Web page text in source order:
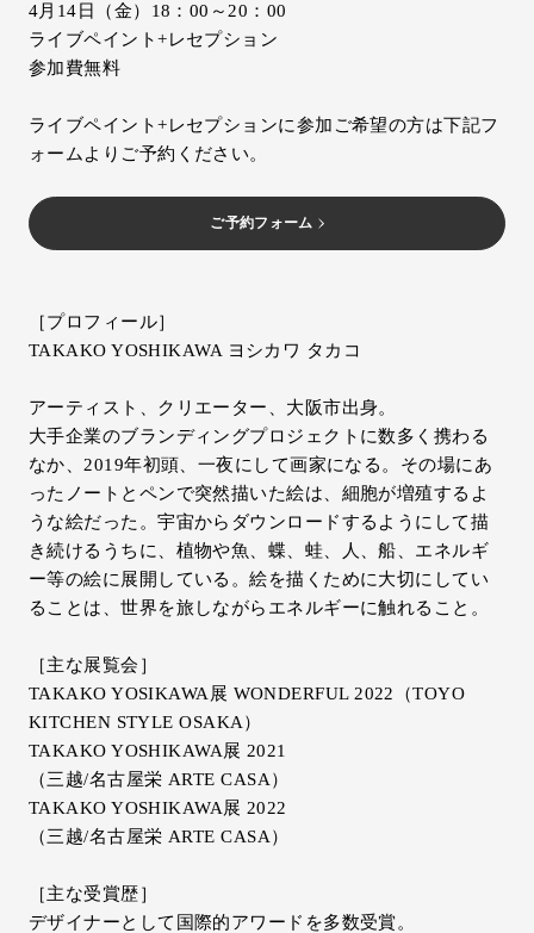
4月14日（金）18：00～20：00
ライブペイント+レセプション
参加費無料
ライブペイント+レセプションに参加ご希望の方は下記フ
ォームよりご予約ください。
ご予約フォーム
［プロフィール］
TAKAKO YOSHIKAWA ヨシカワ タカコ
アーティスト、クリエーター、大阪市出身。
大手企業のブランディングプロジェクトに数多く携わる
なか、2019年初頭、一夜にして画家になる。その場にあ
ったノートとペンで突然描いた絵は、細胞が増殖するよ
うな絵だった。宇宙からダウンロードするようにして描
き続けるうちに、植物や魚、蝶、蛙、人、船、エネルギ
ー等の絵に展開している。絵を描くために大切にしてい
ることは、世界を旅しながらエネルギーに触れること。
［主な展覧会］
TAKAKO YOSIKAWA展 WONDERFUL 2022（TOYO
KITCHEN STYLE OSAKA）
TAKAKO YOSHIKAWA展 2021
（三越/名古屋栄 ARTE CASA）
TAKAKO YOSHIKAWA展 2022
（三越/名古屋栄 ARTE CASA）
［主な受賞歴］
デザイナーとして国際的アワードを多数受賞。